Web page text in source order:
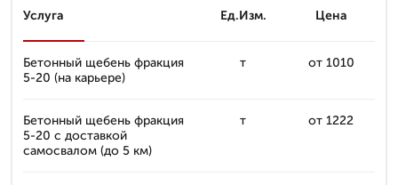
Услуга Ед.Изм. Цена
Бетонный щебень фракция
5-20 (на карьере)
т от 1010
Бетонный щебень фракция
5-20 с доставкой
самосвалом (до 5 км)
т от 1222